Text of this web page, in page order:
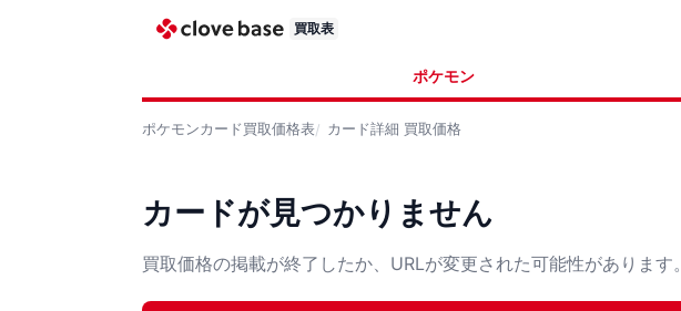
買取表
ポケモン
ポケモンカード買取価格表 カード詳細 買取価格
カードが見つかりません
買取価格の掲載が終了したか、URLが変更された可能性があります。